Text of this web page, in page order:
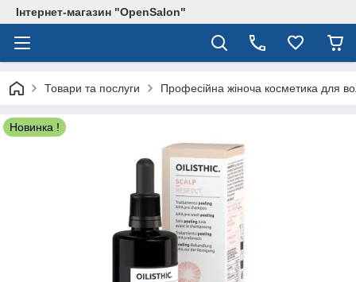
Інтернет-магазин "OpenSalon"
Товари та послуги Професійна жіноча косметика для
Новинка !